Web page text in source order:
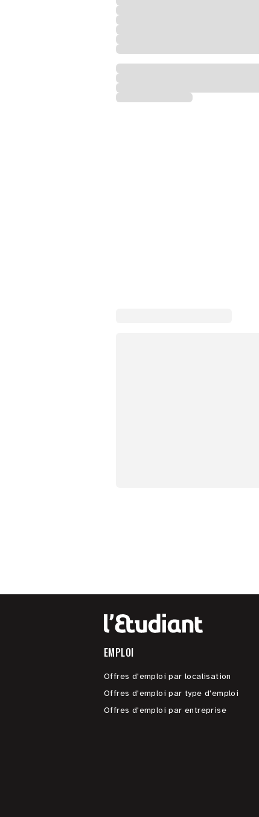
EMPLOI
Offres d'emploi par localisation
Offres d'emploi par type d'emploi
Offres d'emploi par entreprise